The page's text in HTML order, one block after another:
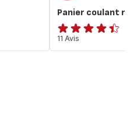
Panier coulant
ratings.4.4
11 Avis